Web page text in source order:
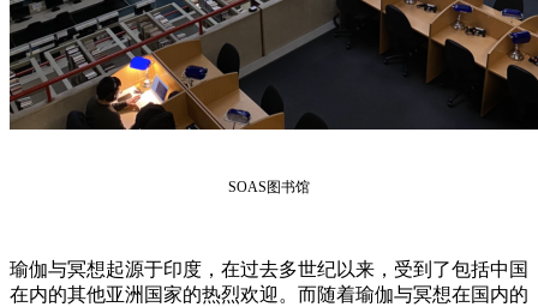
SOAS图书馆
瑜伽与冥想起源于印度，在过去多世纪以来，受到了包括中国
在内的其他亚洲国家的热烈欢迎。而随着瑜伽与冥想在国内的